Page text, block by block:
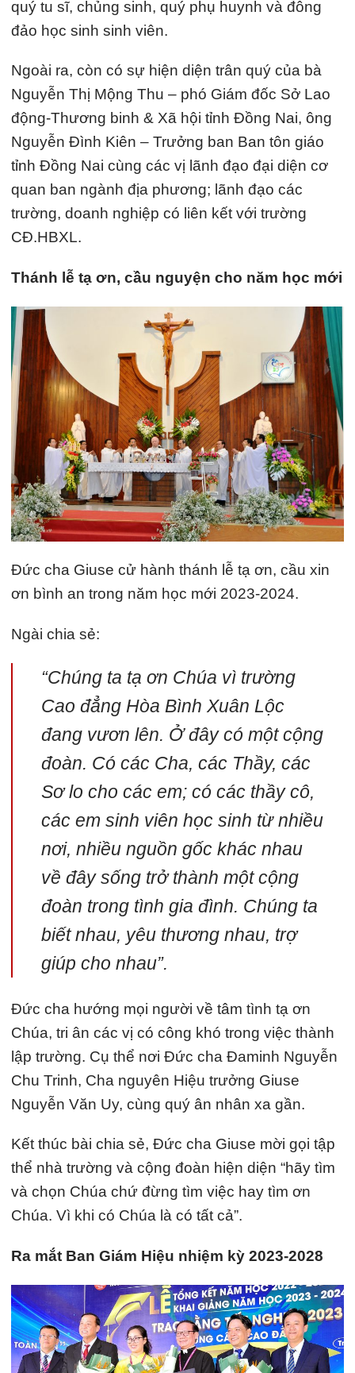
quý tu sĩ, chủng sinh, quý phụ huynh và đông
đảo học sinh sinh viên.
Ngoài ra, còn có sự hiện diện trân quý của bà
Nguyễn Thị Mộng Thu – phó Giám đốc Sở Lao
động-Thương binh & Xã hội tỉnh Đồng Nai, ông
Nguyễn Đình Kiên – Trưởng ban Ban tôn giáo
tỉnh Đồng Nai cùng các vị lãnh đạo đại diện cơ
quan ban ngành địa phương; lãnh đạo các
trường, doanh nghiệp có liên kết với trường
CĐ.HBXL.
Thánh lễ tạ ơn, cầu nguyện cho năm học mới
Đức cha Giuse cử hành thánh lễ tạ ơn, cầu xin
ơn bình an trong năm học mới 2023-2024.
Ngài chia sẻ:
“Chúng ta tạ ơn Chúa vì trường
Cao đẳng Hòa Bình Xuân Lộc
đang vươn lên. Ở đây có một cộng
đoàn. Có các Cha, các Thầy, các
Sơ lo cho các em; có các thầy cô,
các em sinh viên học sinh từ nhiều
nơi, nhiều nguồn gốc khác nhau
về đây sống trở thành một cộng
đoàn trong tình gia đình. Chúng ta
biết nhau, yêu thương nhau, trợ
giúp cho nhau”.
Đức cha hướng mọi người về tâm tình tạ ơn
Chúa, tri ân các vị có công khó trong việc thành
lập trường. Cụ thể nơi Đức cha Đaminh Nguyễn
Chu Trinh, Cha nguyên Hiệu trưởng Giuse
Nguyễn Văn Uy, cùng quý ân nhân xa gần.
Kết thúc bài chia sẻ, Đức cha Giuse mời gọi tập
thể nhà trường và cộng đoàn hiện diện “hãy tìm
và chọn Chúa chứ đừng tìm việc hay tìm ơn
Chúa. Vì khi có Chúa là có tất cả”.
Ra mắt Ban Giám Hiệu nhiệm kỳ 2023-2028